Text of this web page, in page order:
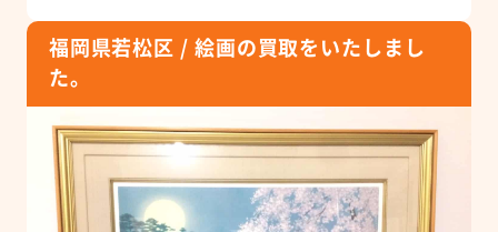
福岡県若松区 / 絵画の買取をいたしまし
た。